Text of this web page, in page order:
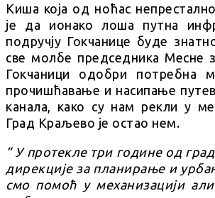
Киша која од ноћас
је да ионако лоша путна
подручју Гокчанице буде
све молбе председника Месне
Гокчаници одобри потребна
прочишћавање и насипање
канала, како су нам рекли у
Град Краљево је остао нем.
“ У протекле три године од
дирекције за планирање и
смо помоћ у механизацији